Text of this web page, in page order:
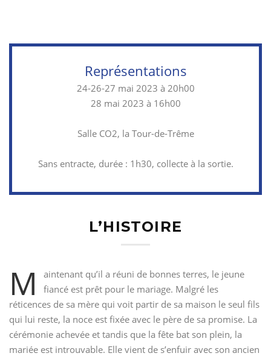
Représentations
24-26-27 mai 2023 à 20h00
28 mai 2023 à 16h00
Salle CO2, la Tour-de-Trême
Sans entracte, durée : 1h30, collecte à la sortie.
L’HISTOIRE
M
aintenant qu’il a réuni de bonnes terres, le jeune
fiancé est prêt pour le mariage. Malgré les
réticences de sa mère qui voit partir de sa maison le seul fils
qui lui reste, la noce est fixée avec le père de sa promise. La
cérémonie achevée et tandis que la fête bat son plein, la
mariée est introuvable. Elle vient de s’enfuir avec son ancien